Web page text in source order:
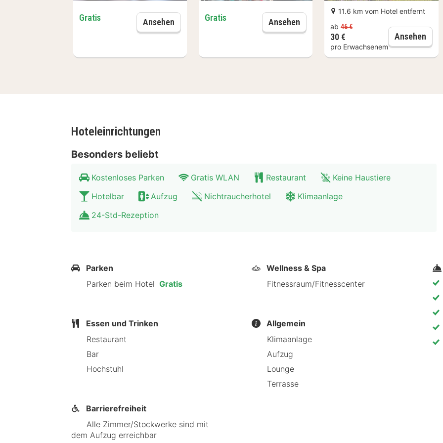
schnell das Zentrum von Amsterdam!
Gratis Ansehen Zugang zum Fitnesscenter
11.6 km vom Hotel entfernt
ab 46 €
30 €
pro Erwachsenem
Ansehen
Gratis Ansehen Parkplatz
Hoteleinrichtungen
Besonders beliebt
Kostenloses Parken Gratis WLAN Restaurant
Keine Haustiere
Hotelbar
Aufzug Nichtraucherhotel
Klimaanlage
24-Std-Rezeption
Parken
Parken beim Hotel Gratis
Essen und Trinken
Restaurant
Bar
Hochstuhl
Barrierefreiheit
dem Aufzug erreichbar
Wellness & Spa
Fitnessraum/Fitnesscenter
Allgemein
Klimaanlage
Aufzug
Lounge
Terrasse